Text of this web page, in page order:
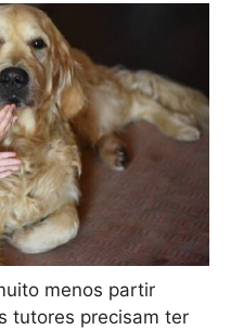
menos partir
tutores precisam ter